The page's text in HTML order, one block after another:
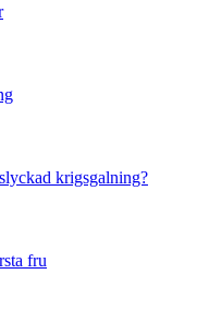
krigsgalning?
fru